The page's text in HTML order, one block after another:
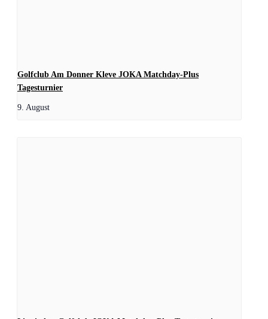
Golfclub Am Donner Kleve JOKA Matchday-Plus
Tagesturnier
9. August